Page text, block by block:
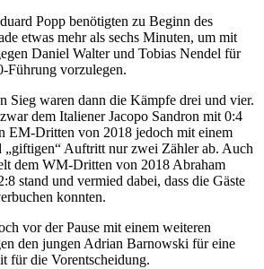
Popp benötigten zu Beginn des
etwas mehr als sechs Minuten, um mit
Daniel Walter und Tobias Nendel für
Führung vorzulegen.
Sieg waren dann die Kämpfe drei und vier.
dem Italiener Jacopo Sandron mit 0:4
EM-Dritten von 2018 jedoch mit einem
„giftigen“ Auftritt nur zwei Zähler ab. Auch
dem WM-Dritten von 2018 Abraham
stand und vermied dabei, dass die Gäste
konnten.
vor der Pause mit einem weiteren
den jungen Adrian Barnowski für eine
für die Vorentscheidung.